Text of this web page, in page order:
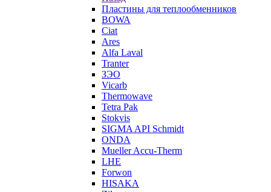
Пластины для теплообменников
BOWA
Ciat
Ares
Alfa Laval
Tranter
ЗЭО
Vicarb
Thermowave
Tetra Pak
Stokvis
SIGMA API Schmidt
ONDA
Mueller Accu-Therm
LHE
Forwon
HISAKA